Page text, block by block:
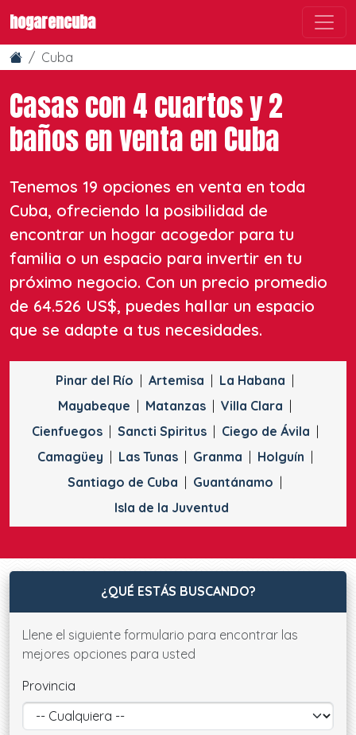
hogarencuba
Cuba
Casas con 4 cuartos y 2
baños en venta en Cuba
Tenemos 19 opciones en venta en toda
Cuba, ofreciendo la posibilidad de
encontrar un hogar acogedor para tu
familia o un espacio para invertir en tu
próximo negocio. Con un precio promedio
de 64.526 US$, puedes hallar un espacio
que se adapte a tus necesidades.
Pinar del Río Artemisa
La Habana
Mayabeque
Matanzas
Villa Clara
Cienfuegos
Sancti Spiritus
Ciego de Ávila
Camagüey
Las Tunas Granma
Holguín
Santiago de Cuba
Guantánamo
Isla de la Juventud
¿QUÉ ESTÁS BUSCANDO?
Llene el siguiente formulario para encontrar las
mejores opciones para usted
Provincia